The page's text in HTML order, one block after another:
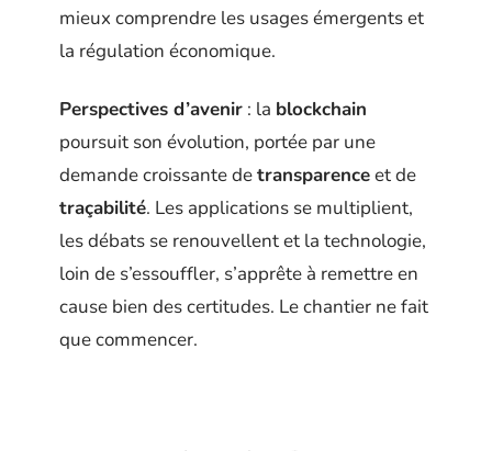
mieux comprendre les usages émergents et
la régulation économique.
Perspectives d’avenir : la blockchain
poursuit son évolution, portée par une
demande croissante detransparenceet de
traçabilité. Les applications se multiplient,
les débats se renouvellent et la technologie,
loin de s’essouffler, s’apprête à remettre en
cause bien des certitudes. Le chantier ne fait
que commencer.